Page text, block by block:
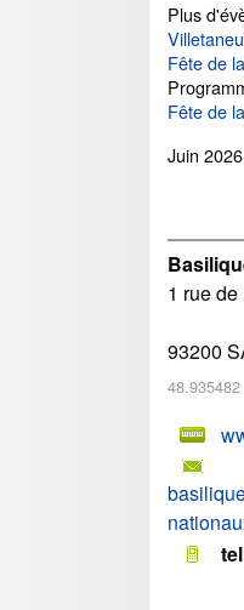
Plus
Fête de
Fête de
Juin
1 rue
93200
48.935482